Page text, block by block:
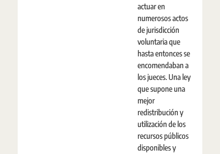
actuar en
numerosos actos
de jurisdicción
voluntaria que
hasta entonces se
encomendaban a
los jueces. Una ley
que supone una
mejor
redistribución y
utilización de los
recursos públicos
disponibles y